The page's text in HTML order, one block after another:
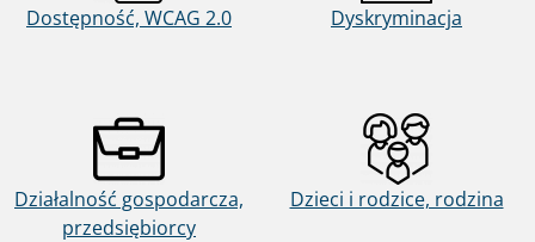
Dostępność, WCAG 2.0 Dyskryminacja
Działalność gospodarcza,
przedsiębiorcy
Dzieci i rodzice, rodzina